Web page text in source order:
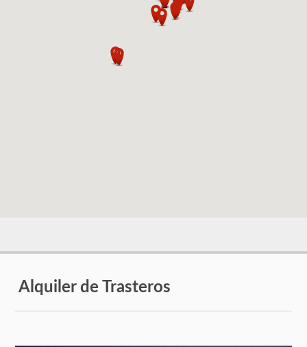
Alquiler de Trasteros